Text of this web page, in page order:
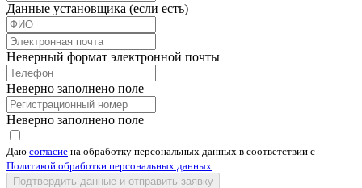
Данные установщика (если есть)
Неверный формат электронной почты
Неверно заполнено поле
Неверно заполнено поле
Даю согласие на обработку персональных данных в соответствии с
Политикой обработки персональных данных
Подтвердить данные и отправить заявку